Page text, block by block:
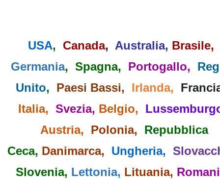
USA, Canada, Australia, Brasile,
Germania, Spagna, Portogallo,
Unito, Paesi Bassi, Irlanda,
Italia, Svezia, Belgio,
Austria,
Polonia,
Repubblica
Ceca, Danimarca, Ungheria,
Slovenia, Lettonia, Lituania,